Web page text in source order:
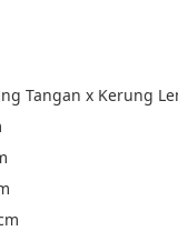
Tangan x Kerung